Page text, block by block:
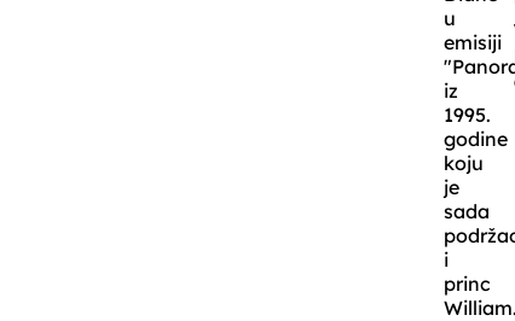
u
emisiji
iz
1995.
godine
koju
je
sada
i
princ
William.